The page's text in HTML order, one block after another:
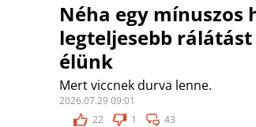
Néha egy mínuszos
legteljesebb
élünk
Mert viccnek durva lenne.
2026.07.29 09:01
22
1 43